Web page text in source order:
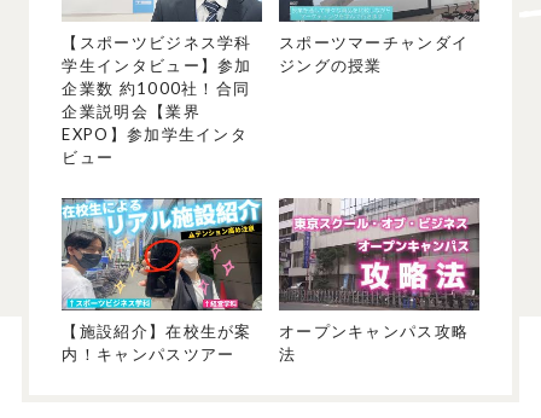
【スポーツビジネス学科
学生インタビュー】参加
企業数 約1000社！合同
企業説明会【業界
EXPO】参加学生インタ
ビュー
スポーツマーチャンダイ
ジングの授業
【施設紹介】在校生が案
内！キャンパスツアー
オープンキャンパス攻略
法